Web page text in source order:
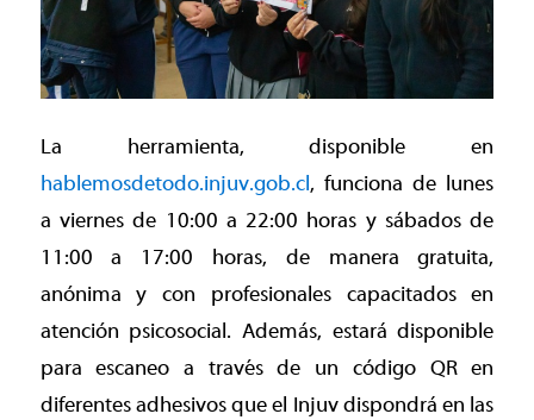
La herramienta, disponible en
hablemosdetodo.injuv.gob.cl, funciona de lunes
a viernes de 10:00 a 22:00 horas y sábados de
11:00 a 17:00 horas, de manera gratuita,
anónima y con profesionales capacitados en
atención psicosocial. Además, estará disponible
para escaneo a través de un código QR en
diferentes adhesivos que el Injuv dispondrá en las